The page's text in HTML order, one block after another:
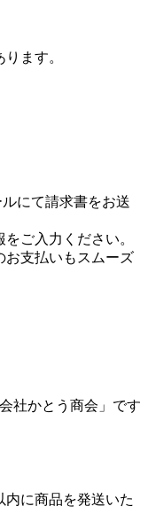
ます。
にて請求書をお送
ご入力ください。
お支払いもスムーズ
社かとう商会」です
内に商品を発送いた